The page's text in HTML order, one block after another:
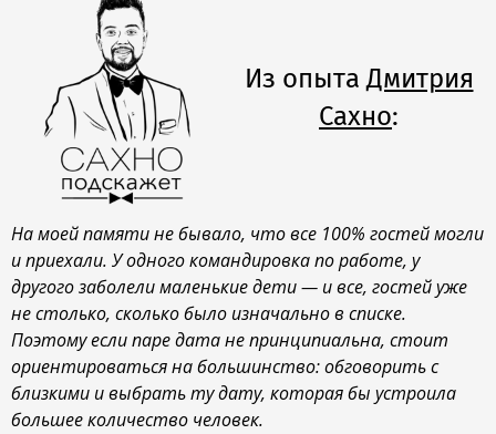
Из опытаДмитрия
Сахно:
На моей памяти не бывало, что все 100% гостей могли
и приехали. У одного командировка по работе, у
другого заболели маленькие дети — и все, гостей уже
не столько, сколько было изначально в списке.
Поэтому если паре дата не принципиальна, стоит
ориентироваться на большинство: обговорить с
близкими и выбрать ту дату, которая бы устроила
большее количество человек.